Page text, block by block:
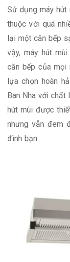
Sử dụng máy hút
thuộc với quá
lại một căn bếp
vậy, máy hút
căn bếp của mọi
lựa chọn hoàn
Ban Nha với chất
hút mùi được
nhưng vẫn đem
đình bạn.